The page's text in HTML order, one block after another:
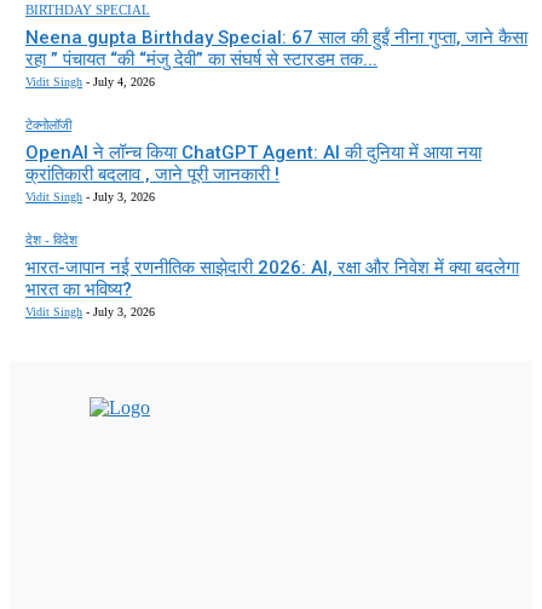
BIRTHDAY SPECIAL
Neena gupta Birthday Special: 67 साल की हुईं नीना गुप्ता, जाने कैसा
रहा ” पंचायत “की “मंजु देवी” का संघर्ष से स्टारडम तक...
Vidit Singh - July 4, 2026
टेक्नोलॉजी
OpenAI ने लॉन्च किया ChatGPT Agent: AI की दुनिया में आया नया
क्रांतिकारी बदलाव , जाने पूरी जानकारी !
Vidit Singh - July 3, 2026
देश - विदेश
भारत-जापान नई रणनीतिक साझेदारी 2026: AI, रक्षा और निवेश में क्या बदलेगा
भारत का भविष्य?
Vidit Singh - July 3, 2026